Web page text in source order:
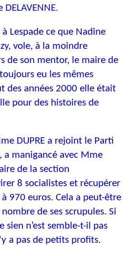
Lespade ce que Nadine
vole, à la moindre
de son mentor, le maire de
toujours eu les mêmes
des années 2000 elle était
pour des histoires de
DUPRE a rejoint le Parti
a manigancé avec Mme
de la section
8 socialistes et récupérer
970 euros. Cela a peut-être
de ses scrupules. Si
sien n’est semble-t-il pas
a pas de petits profits.